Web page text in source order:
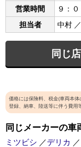
営業時間
９：
担当者
中村
同じ
価格には保険料、税金(車両本
登録、納車、陸送等に伴う費用
同じメーカーの車
ミツビシ ／デリカ ／